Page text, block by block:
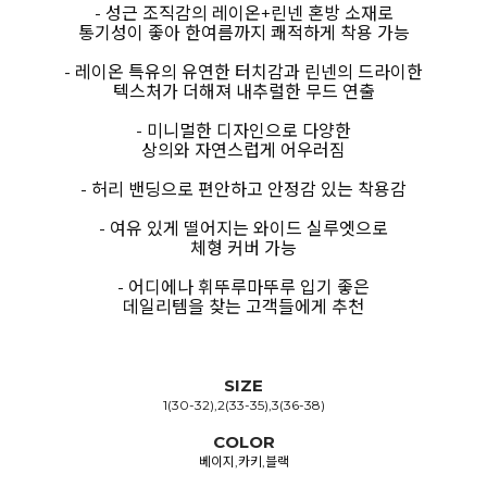
- 성근 조직감의 레이온+린넨 혼방 소재로
통기성이 좋아 한여름까지 쾌적하게 착용 가능
- 레이온 특유의 유연한 터치감과 린넨의 드라이한
텍스처가 더해져 내추럴한 무드 연출
- 미니멀한 디자인으로 다양한
상의와 자연스럽게 어우러짐
- 허리 밴딩으로 편안하고 안정감 있는 착용감
- 여유 있게 떨어지는 와이드 실루엣으로
체형 커버 가능
- 어디에나 휘뚜루마뚜루 입기 좋은
데일리템을 찾는 고객들에게 추천
SIZE
1(30-32),2(33-35),3(36-38)
COLOR
베이지,카키,블랙